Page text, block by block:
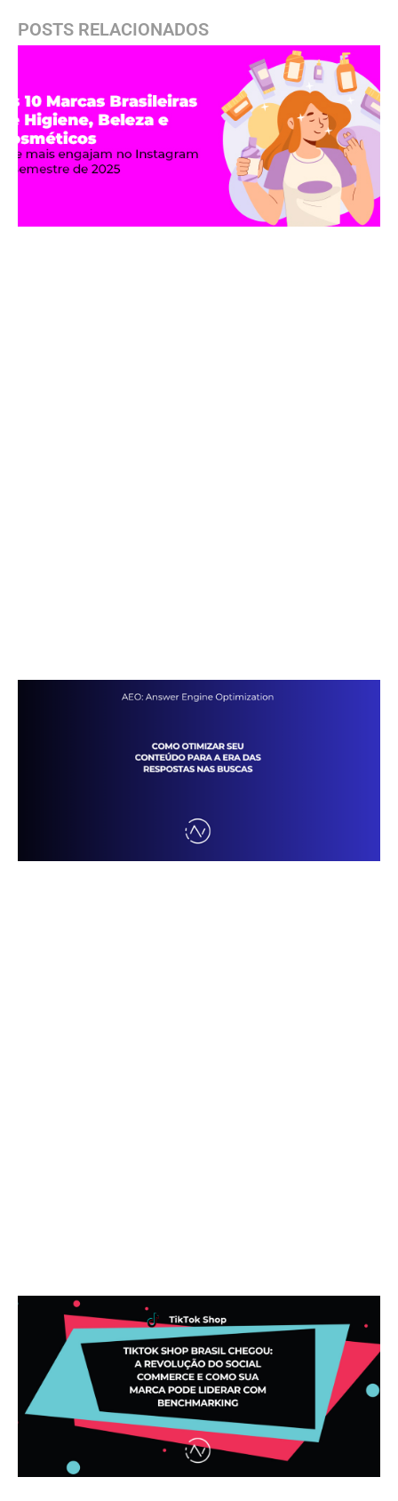
POSTS RELACIONADOS